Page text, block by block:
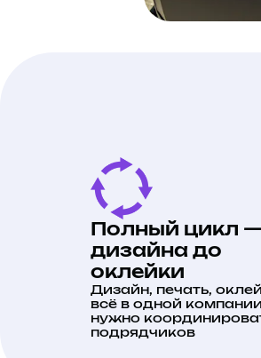
Полный цикл
дизайна до
оклейки
Дизайн, печать,
всё в одной
нужно
подрядчиков